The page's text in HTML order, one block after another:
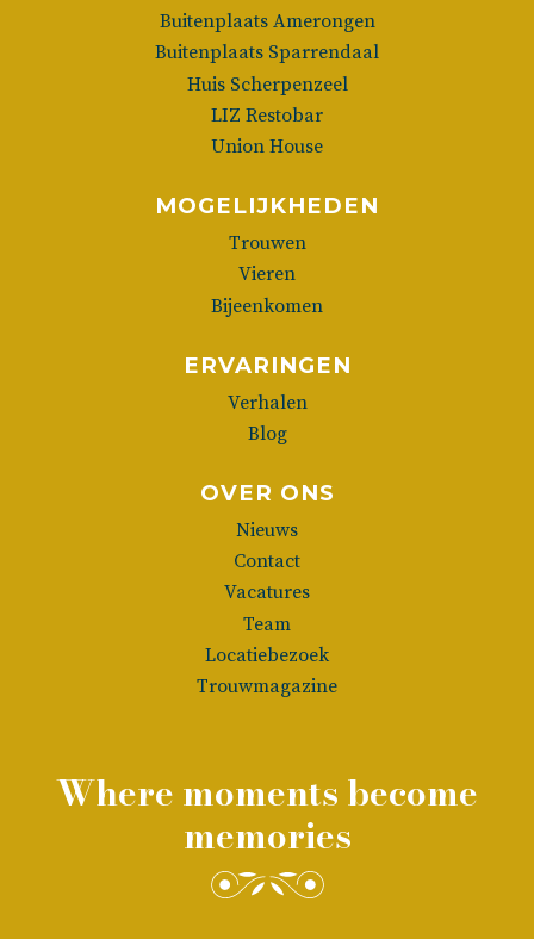
Buitenplaats Amerongen
Buitenplaats Sparrendaal
Huis Scherpenzeel
LIZ Restobar
Union House
MOGELIJKHEDEN
Trouwen
Vieren
Bijeenkomen
ERVARINGEN
Verhalen
Blog
OVER ONS
Nieuws
Contact
Vacatures
Team
Locatiebezoek
Trouwmagazine
Where moments become
memories